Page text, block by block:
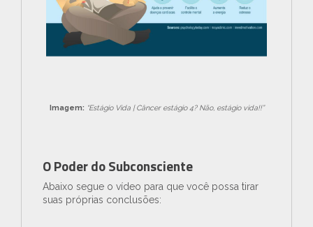
Imagem: “Estágio Vida | Câncer estágio 4? Não, estágio vida!!”
O Poder do Subconsciente
Abaixo segue o vídeo para que você possa tirar
suas próprias conclusões: